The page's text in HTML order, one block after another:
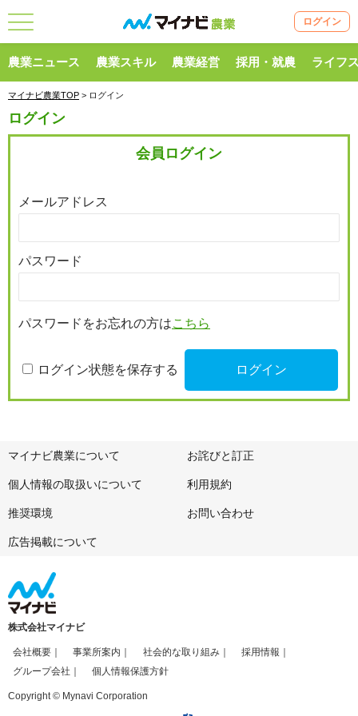
ログイン
農業ニュース 農業スキル 農業経営 採用・就農 ライフ
マイナビ農業TOP > ログイン
ログイン
会員ログイン
メールアドレス
パスワード
パスワードをお忘れの方はこちら
ログイン状態を保存する
マイナビ農業について お詫びと訂正
個人情報の取扱いについて 利用規約
推奨環境 お問い合わせ
広告掲載について
株式会社マイナビ
会社概要 事業所案内 社会的な取り組み
採用情報
グループ会社
個人情報保護方針
Copyright © Mynavi Corporation